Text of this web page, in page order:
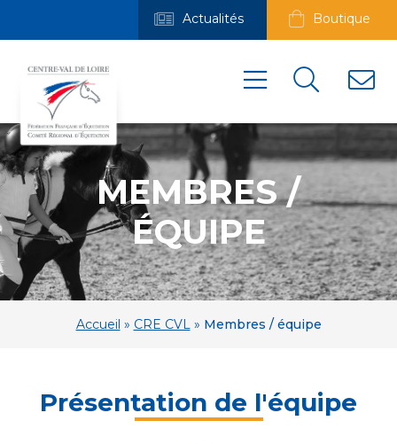
Actualités Boutique
MEMBRES /
ÉQUIPE
Accueil » CRE CVL» Membres / équipe
Présentation de l'équipe